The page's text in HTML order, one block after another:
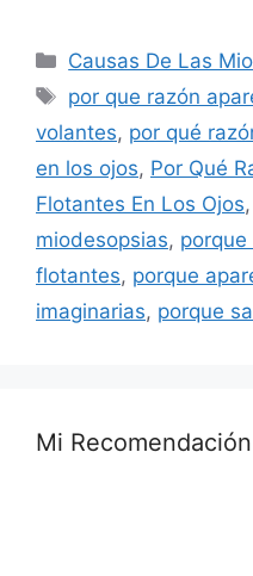
Categorías
Causas De Las
Etiquetas
por que razón
volantes, por qué
en los ojos, Por Qué
Flotantes En Los Ojos,
miodesopsias, porque
flotantes, porque
imaginarias, porque
Mi Recomendación